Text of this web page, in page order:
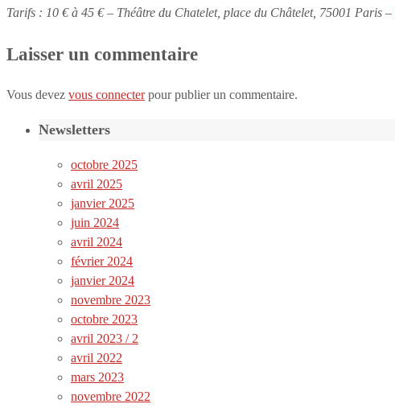
Tarifs : 10 € à 45 € – Théâtre du Chatelet, place du Châtelet, 75001 Paris –
Laisser un commentaire
Vous devez vous connecterpour publier un commentaire.
Newsletters
octobre 2025
avril 2025
janvier 2025
juin 2024
avril 2024
février 2024
janvier 2024
novembre 2023
octobre 2023
avril 2023 / 2
avril 2022
mars 2023
novembre 2022